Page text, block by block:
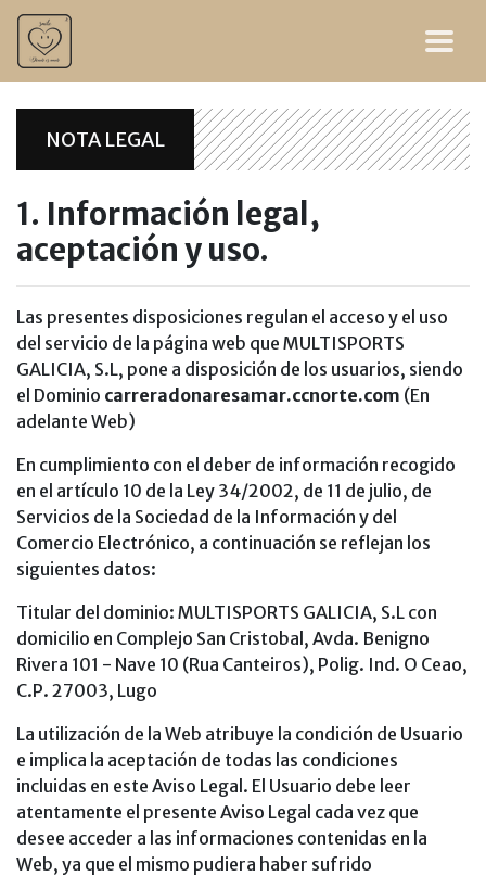
NOTA LEGAL
1. Información legal,
aceptación y uso.
Las presentes disposiciones regulan el acceso y el uso
del servicio de la página web que MULTISPORTS
GALICIA, S.L, pone a disposición de los usuarios, siendo
el Dominio carreradonaresamar.ccnorte.com (En
adelante Web)
En cumplimiento con el deber de información recogido
en el artículo 10 de la Ley 34/2002, de 11 de julio, de
Servicios de la Sociedad de la Información y del
Comercio Electrónico, a continuación se reflejan los
siguientes datos:
Titular del dominio: MULTISPORTS GALICIA, S.L con
domicilio en Complejo San Cristobal, Avda. Benigno
Rivera 101 - Nave 10 (Rua Canteiros), Polig. Ind. O Ceao,
C.P. 27003, Lugo
La utilización de la Web atribuye la condición de Usuario
e implica la aceptación de todas las condiciones
incluidas en este Aviso Legal. El Usuario debe leer
atentamente el presente Aviso Legal cada vez que
desee acceder a las informaciones contenidas en la
Web, ya que el mismo pudiera haber sufrido